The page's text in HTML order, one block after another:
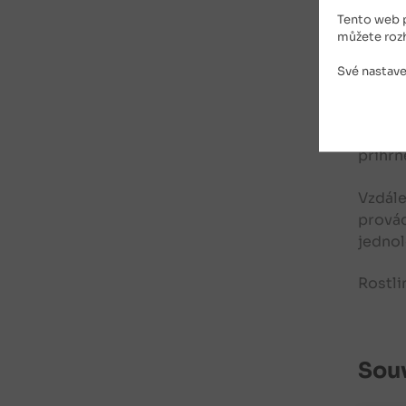
Tento web
můžete
Své